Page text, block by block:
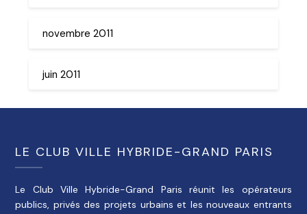
novembre 2011
juin 2011
LE CLUB VILLE HYBRIDE-GRAND PARIS
Le Club Ville Hybride-Grand Paris réunit les opérateurs
publics, privés des projets urbains et les nouveaux entrants